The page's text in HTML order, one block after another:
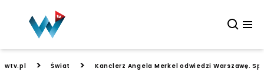
wtv.pl > Świat > Kanclerz Angela Merkel odwiedzi Warszawę.